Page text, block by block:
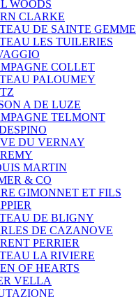
WOODS
CLARKE
DE SAINTE GEMME
LES TUILERIES
COLLET
PALOUMEY
A DE LUZE
TELMONT
DU VERNAY
MARTIN
& CO
GIMONNET ET FILS
DE BLIGNY
DE CAZANOVE
PERRIER
LA RIVIERE
OF HEARTS
VELLA